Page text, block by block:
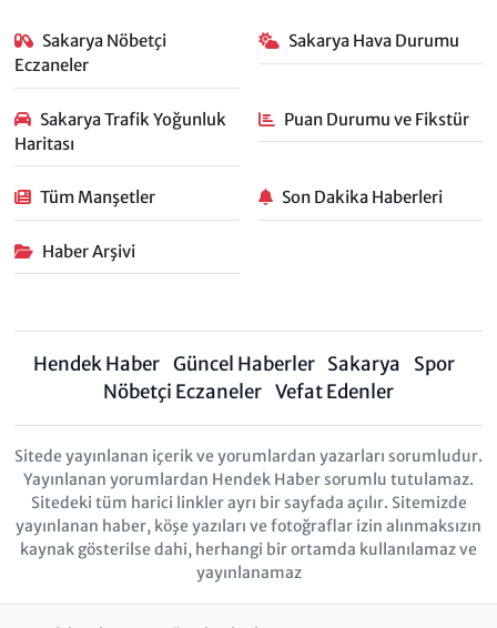
Sakarya Nöbetçi
Eczaneler
Sakarya Hava Durumu
Sakarya Trafik Yoğunluk
Haritası
Puan Durumu ve Fikstür
Tüm Manşetler Son Dakika Haberleri
Haber Arşivi
Hendek Haber Güncel Haberler Sakarya
Spor
Nöbetçi Eczaneler Vefat Edenler
Sitede yayınlanan içerik ve yorumlardan yazarları sorumludur.
Yayınlanan yorumlardan Hendek Haber sorumlu tutulamaz.
Sitedeki tüm harici linkler ayrı bir sayfada açılır. Sitemizde
yayınlanan haber, köşe yazıları ve fotoğraflar izin alınmaksızın
kaynak gösterilse dahi, herhangi bir ortamda kullanılamaz ve
yayınlanamaz